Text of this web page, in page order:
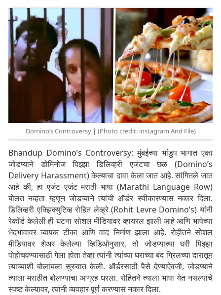
Domino’s Controversy | (Photo credit: instagram And File)
Bhandup Domino’s Controversy: मुंबईच्या भांडुप भागात एका
जोडप्याने डोमिनोज पिझ्झा डिलिव्हरी एजंटचा छळ (Domino’s
Delivery Harassment) केल्याचा दावा केला जात आहे. सांगितले जात
आहे की, हा एजंट एजंट मराठी भाषा (Marathi Language Row)
बोलत नव्हता म्हणून जोडप्याने त्यांची ऑर्डर स्वीकारण्यास नकार दिला.
डिलिव्हरी एक्झिक्युटिव्ह रोहित लेव्ह्रे (Rohit Levre Domino’s) यांनी
रेकॉर्ड केलेली ही घटना सोशल मीडियावर व्हायरल झाली आहे आणि भाषेच्या
भेदभावावर व्यापक टीका आणि वाद निर्माण झाला आहे. रोहीतने सोशल
मीडियावर शेअर केलेल्या व्हिडिओनुसार, तो जोडप्याच्या घरी पिझ्झा
पोहोचवण्यासाठी गेला होता तेव्हा त्यांनी त्यांच्या घराच्या बंद ग्रिलच्या दारातून
त्याच्याशी बोलायला सुरुवात केली. ऑर्डरसाठी पैसे देण्याऐवजी, जोडप्याने
त्याला मराठीत बोलण्याचा आग्रह धरला. रोहितने त्याला भाषा येत नसल्याचे
स्पष्ट केल्यावर, त्यांनी व्यवहार पूर्ण करण्यास नकार दिला.